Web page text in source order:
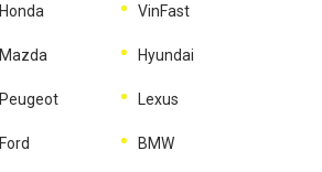
Honda VinFast
Mazda Hyundai
Peugeot Lexus
Ford BMW